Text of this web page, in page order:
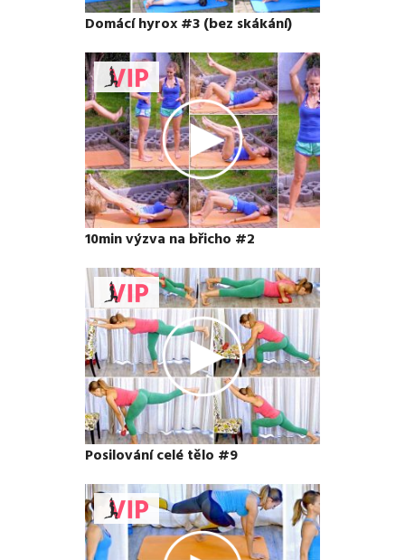
Domácí hyrox #3 (bez skákání)
10min výzva na břicho #2
Posilování celé tělo #9